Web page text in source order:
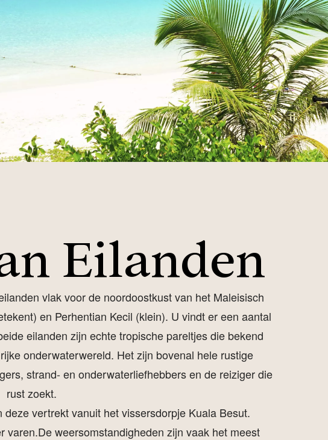
Eilanden
vlak voor de noordoostkust van het Maleisisch
en Perhentian Kecil (klein). U vindt er een aantal
eilanden zijn echte tropische pareltjes die bekend
onderwaterwereld. Het zijn bovenal hele rustige
strand- en onderwaterliefhebbers en de reiziger die
rust zoekt.
vertrekt vanuit het vissersdorpje Kuala Besut.
varen.De weersomstandigheden zijn vaak het meest